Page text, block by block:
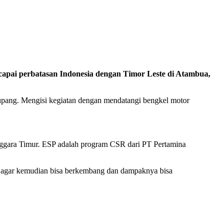
perbatasan Indonesia dengan Timor Leste di Atambua,
Mengisi kegiatan dengan mendatangi bengkel motor
Timur. ESP adalah program CSR dari PT Pertamina
kemudian bisa berkembang dan dampaknya bisa